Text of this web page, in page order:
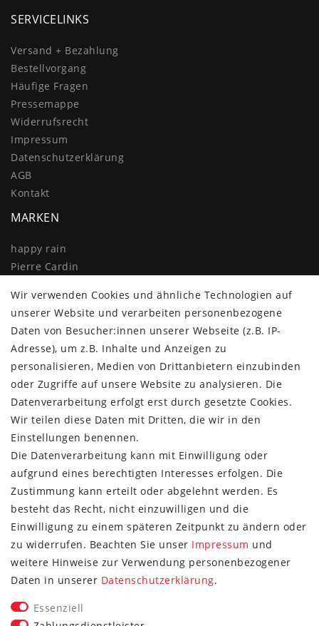
SERVICELINKS
Versand + Bezahlung
Bestellvorgang
Häufige Fragen
Pressemappe
Widerrufs­recht
Impressum
Daten­schutz­erklärung
AGB
Kontakt
MARKEN
happy rain
Pierre Cardin
Doppler
Resckodd
Dernier
Esprit
FOLGE SIE UNS
Wir verwenden Cookies und ähnliche Technologien auf
unserer Website und verarbeiten personenbezogene
Daten von Besucher:innen unserer Webseite (z.B. IP-
Adresse), um z.B. Inhalte und Anzeigen zu
personalisieren, Medien von Drittanbietern einzubinden
oder Zugriffe auf unsere Website zu analysieren. Die
Datenverarbeitung erfolgt erst durch gesetzte Cookies.
Wir teilen diese Daten mit Dritten, die wir in den
Einstellungen benennen.
Die Datenverarbeitung kann mit Einwilligung oder
aufgrund eines berechtigten Interesses erfolgen. Die
Zustimmung kann erteilt oder abgelehnt werden. Es
besteht das Recht, nicht einzuwilligen und die
Einwilligung zu einem späteren Zeitpunkt zu ändern oder
zu widerrufen. Beachten Sie unser Impressum und
weitere Hinweise zur Verwendung personenbezogener
Daten in unserer Daten­schutz­erklärung.
Essenziell